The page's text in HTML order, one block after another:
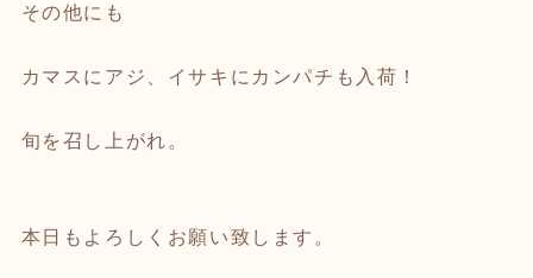
その他にも
カマスにアジ、イサキにカンパチも入荷！
旬を召し上がれ。
本日もよろしくお願い致します。